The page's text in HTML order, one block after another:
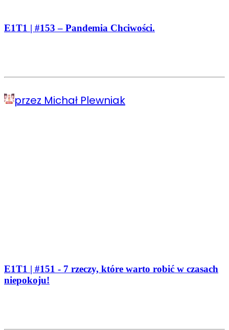
E1T1 | #153 – Pandemia Chciwości.
przez Michał Plewniak
E1T1 | #151 - 7 rzeczy, które warto robić w czasach
niepokoju!